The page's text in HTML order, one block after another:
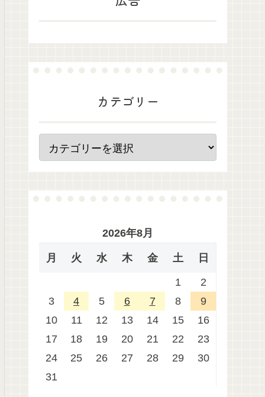
カテゴリー
2026年8月
月 火 水 木 金 土 日
1
2
3
4 5 6 7 8
9
10
11 12 13 14 15
16
17
18 19 20 21 22
23
24
25 26 27 28 29
30
31